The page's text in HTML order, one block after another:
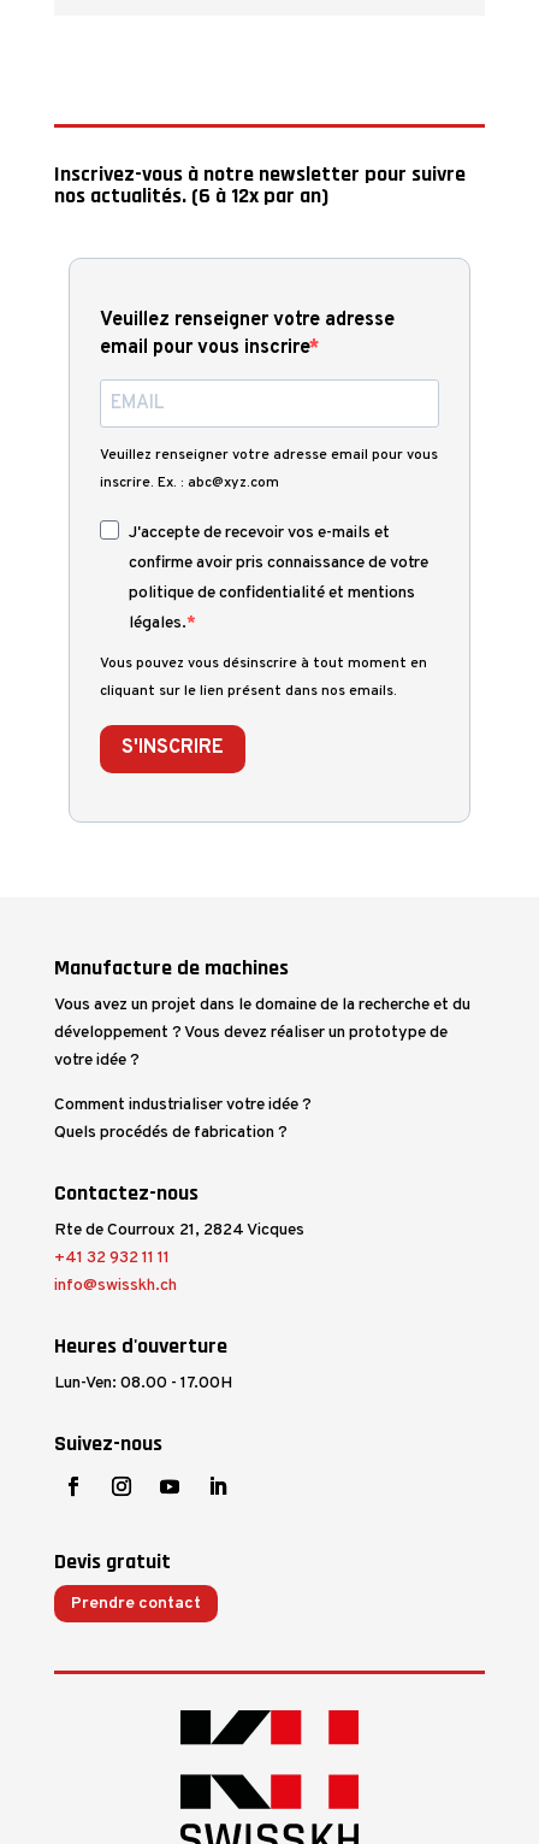
Inscrivez-vous à notre newsletter pour suivre
nos actualités. (6 à 12x par an)
Veuillez renseigner votre adresse
email pour vous inscrire
Veuillez renseigner votre adresse email pour vous
inscrire. Ex. : abc@xyz.com
J'accepte de recevoir vos e-mails et
confirme avoir pris connaissance de votre
politique de confidentialité et mentions
légales.
Vous pouvez vous désinscrire à tout moment en
cliquant sur le lien présent dans nos emails.
S'INSCRIRE
Manufacture de machines
Vous avez un projet dans le domaine de la recherche et du
développement ? Vous devez réaliser un prototype de
votre idée ?
Comment industrialiser votre idée ?
Quels procédés de fabrication ?
Contactez-nous
Rte de Courroux 21, 2824 Vicques
+41 32 932 11 11
info@swisskh.ch
Heures d'ouverture
Lun-Ven: 08.00 - 17.00H
Suivez-nous
Devis gratuit
Prendre contact